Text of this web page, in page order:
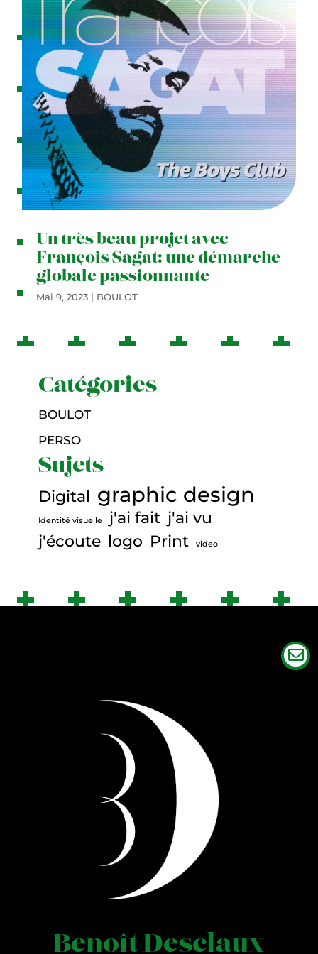
C
o
n
t
a
c
t
Un très beau projet avec
François Sagat: une démarche
globale passionnante
Mai 9, 2023 | BOULOT
Catégories
BOULOT
PERSO
Sujets
Digital graphic design
Identité visuelle j'ai fait j'ai vu
j'écoute logo Print video

Benoît Desclaux